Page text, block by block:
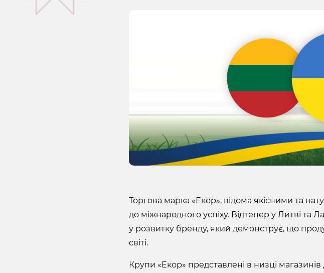
Торгова марка «Екор», відома якісними та
до міжнародного успіху. Відтепер у Литві
у розвитку бренду, який демонструє, що
світі.
Крупи «Екор» представлені в низці магазинів